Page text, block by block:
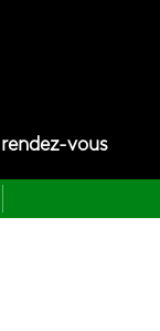
rendez-vous